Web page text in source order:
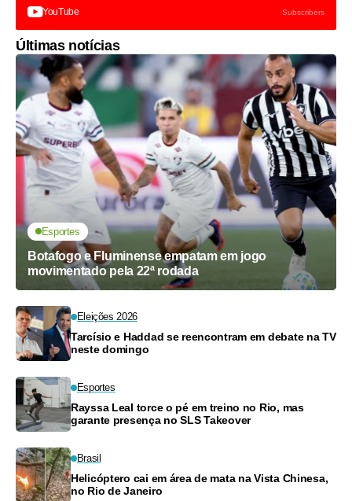
YouTube Subscribers
Últimas notícias
Esportes
Botafogo e Fluminense empatam em jogo
movimentado pela 22ª rodada
Eleições 2026
Tarcísio e Haddad se reencontram em debate na TV
neste domingo
Esportes
Rayssa Leal torce o pé em treino no Rio, mas
garante presença no SLS Takeover
Brasil
Helicóptero cai em área de mata na Vista Chinesa,
no Rio de Janeiro